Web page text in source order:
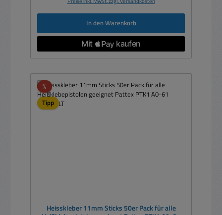
In den Warenkorb
%Rabatt
Tipp
Heisskleber 11mm Sticks 50er Pack für alle